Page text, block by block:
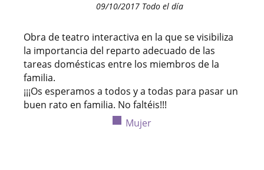
09/10/2017 Todo el día
Obra de teatro interactiva en la que se visibiliza
la importancia del reparto adecuado de las
tareas domésticas entre los miembros de la
familia.
¡¡¡Os esperamos a todos y a todas para pasar un
buen rato en familia. No faltéis!!!
Mujer